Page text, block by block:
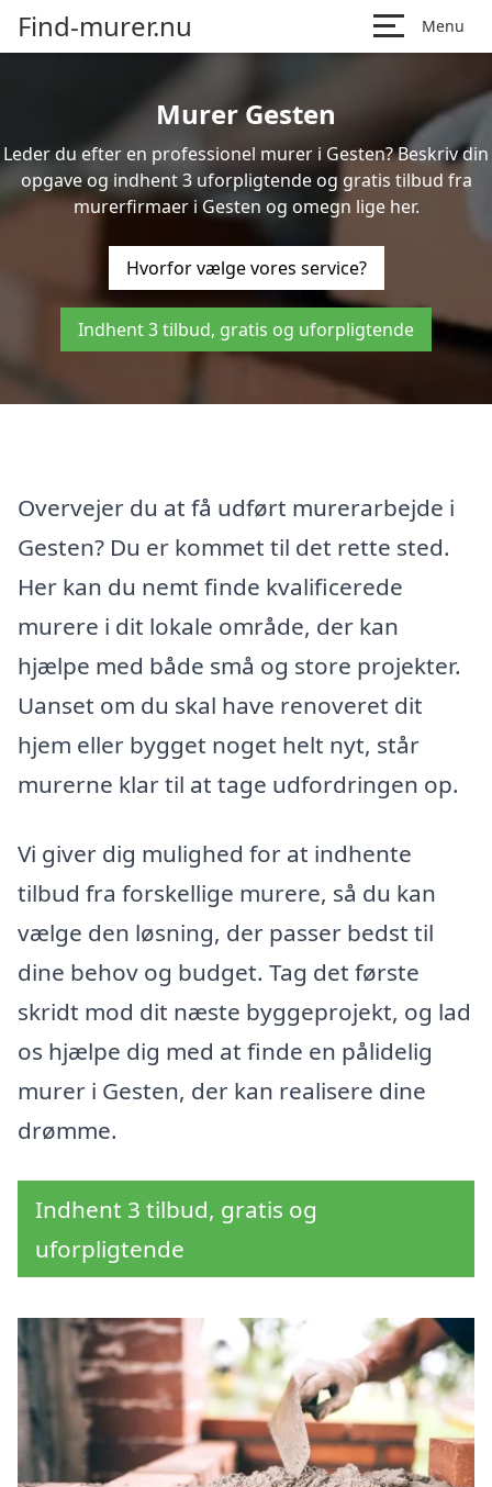
Find-murer.nu Menu
Murer Gesten
Leder du efter en professionel murer i Gesten? Beskriv din
opgave og indhent 3 uforpligtende og gratis tilbud fra
murerfirmaer i Gesten og omegn lige her.
Hvorfor vælge vores service?
Indhent 3 tilbud, gratis og uforpligtende
Overvejer du at få udført murerarbejde i
Gesten? Du er kommet til det rette sted.
Her kan du nemt finde kvalificerede
murere i dit lokale område, der kan
hjælpe med både små og store projekter.
Uanset om du skal have renoveret dit
hjem eller bygget noget helt nyt, står
murerne klar til at tage udfordringen op.
Vi giver dig mulighed for at indhente
tilbud fra forskellige murere, så du kan
vælge den løsning, der passer bedst til
dine behov og budget. Tag det første
skridt mod dit næste byggeprojekt, og lad
os hjælpe dig med at finde en pålidelig
murer i Gesten, der kan realisere dine
drømme.
Indhent 3 tilbud, gratis og
uforpligtende